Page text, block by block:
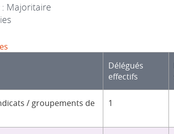
: Majoritaire
Délégués
effectifs
/ groupements de
1